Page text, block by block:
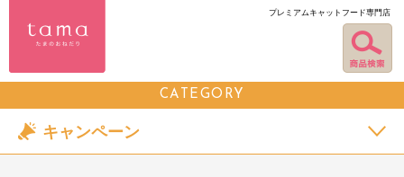
プレミアムキャットフード専門店
CATEGORY
キャンペーン